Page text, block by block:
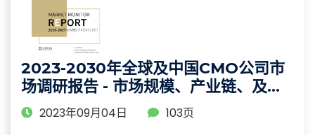
2023-2030年全球及中国CMO公司市
场调研报告 - 市场规模、产业链、及应
用前景分析
2023年09月04日
103页